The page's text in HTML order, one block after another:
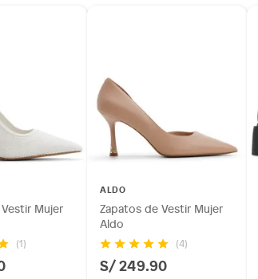
Mujer
(1)
ALDO
Zapatos de Vestir Mujer
Aldo
(4)
S/ 249.90